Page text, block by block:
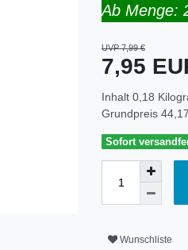
Ab Menge:
UVP 7,99 €
7,95
Inhalt 0,18
Grundpreis
Sofort
Wunschliste